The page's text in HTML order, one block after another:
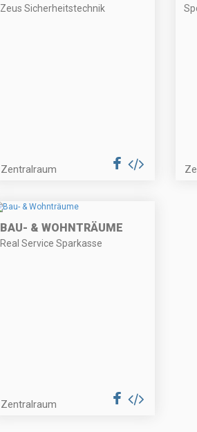
Zeus Sicherheitstechnik
Zentralraum
BAU- & WOHNTRÄUME
Real Service Sparkasse
Zentralraum